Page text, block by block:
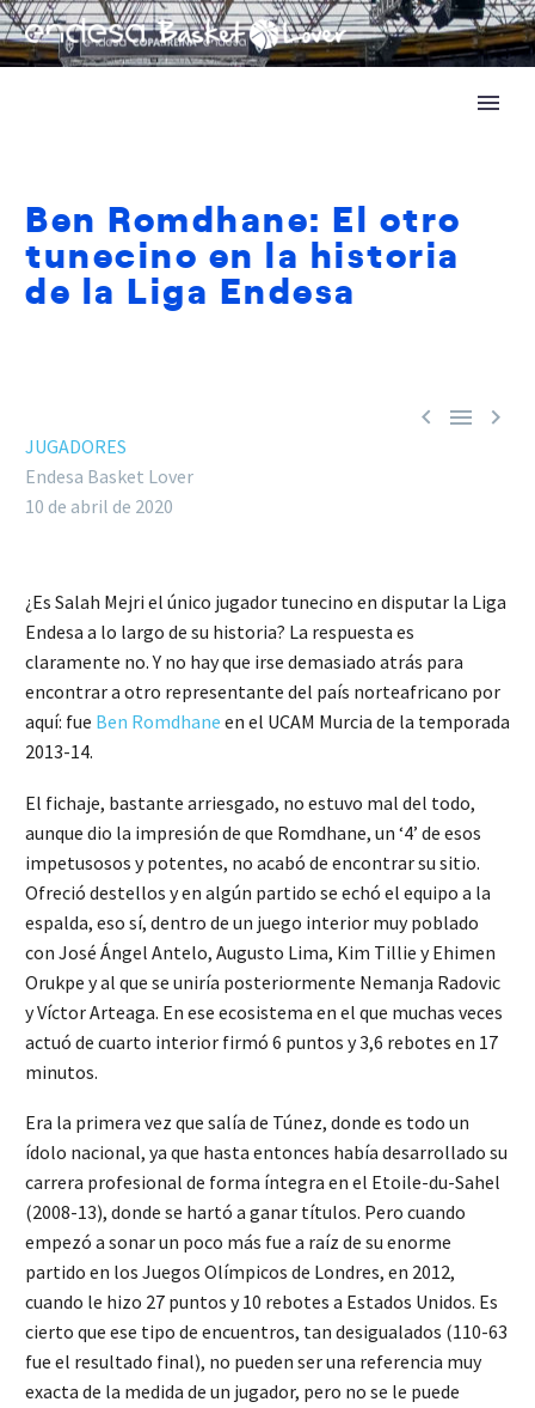
Ben Romdhane: El otro
tunecino en la historia
de la Liga Endesa
  
JUGADORES
Endesa Basket Lover
10 de abril de 2020
¿Es Salah Mejri el único jugador tunecino en disputar la Liga
Endesa a lo largo de su historia? La respuesta es
claramente no. Y no hay que irse demasiado atrás para
encontrar a otro representante del país norteafricano por
aquí: fue Ben Romdhane en el UCAM Murcia de la temporada
2013-14.
El fichaje, bastante arriesgado, no estuvo mal del todo,
aunque dio la impresión de que Romdhane, un ‘4’ de esos
impetusosos y potentes, no acabó de encontrar su sitio.
Ofreció destellos y en algún partido se echó el equipo a la
espalda, eso sí, dentro de un juego interior muy poblado
con José Ángel Antelo, Augusto Lima, Kim Tillie y Ehimen
Orukpe y al que se uniría posteriormente Nemanja Radovic
y Víctor Arteaga. En ese ecosistema en el que muchas veces
actuó de cuarto interior firmó 6 puntos y 3,6 rebotes en 17
minutos.
Era la primera vez que salía de Túnez, donde es todo un
ídolo nacional, ya que hasta entonces había desarrollado su
carrera profesional de forma íntegra en el Etoile-du-Sahel
(2008-13), donde se hartó a ganar títulos. Pero cuando
empezó a sonar un poco más fue a raíz de su enorme
partido en los Juegos Olímpicos de Londres, en 2012,
cuando le hizo 27 puntos y 10 rebotes a Estados Unidos. Es
cierto que ese tipo de encuentros, tan desigualados (110-63
fue el resultado final), no pueden ser una referencia muy
exacta de la medida de un jugador, pero no se le puede